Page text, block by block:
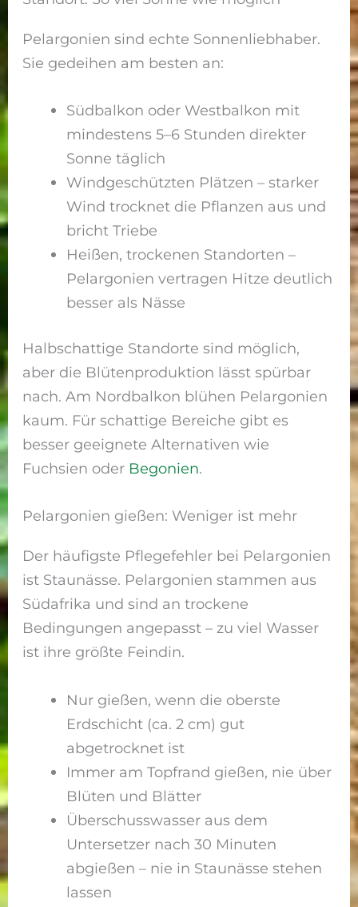
Pelargonien sind echte Sonnenliebhaber.
Sie gedeihen am besten an:
Südbalkon oder Westbalkon mit
mindestens 5–6 Stunden direkter
Sonne täglich
Windgeschützten Plätzen – starker
Wind trocknet die Pflanzen aus und
bricht Triebe
Heißen, trockenen Standorten –
Pelargonien vertragen Hitze deutlich
besser als Nässe
Halbschattige Standorte sind möglich,
aber die Blütenproduktion lässt spürbar
nach. Am Nordbalkon blühen Pelargonien
kaum. Für schattige Bereiche gibt es
besser geeignete Alternativen wie
Fuchsien oder Begonien.
Pelargonien gießen: Weniger ist mehr
Der häufigste Pflegefehler bei Pelargonien
ist Staunässe. Pelargonien stammen aus
Südafrika und sind an trockene
Bedingungen angepasst – zu viel Wasser
ist ihre größte Feindin.
Nur gießen, wenn die oberste
Erdschicht (ca. 2 cm) gut
abgetrocknet ist
Immer am Topfrand gießen, nie über
Blüten und Blätter
Überschusswasser aus dem
Untersetzer nach 30 Minuten
abgießen – nie in Staunässe stehen
lassen